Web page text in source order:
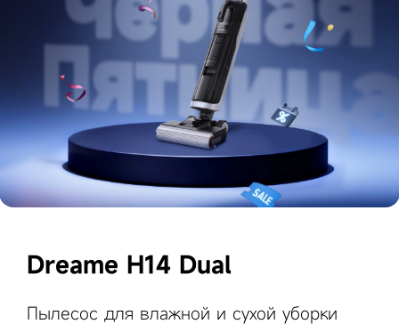
Dreame H14 Dual
Пылесос для влажной и сухой уборки